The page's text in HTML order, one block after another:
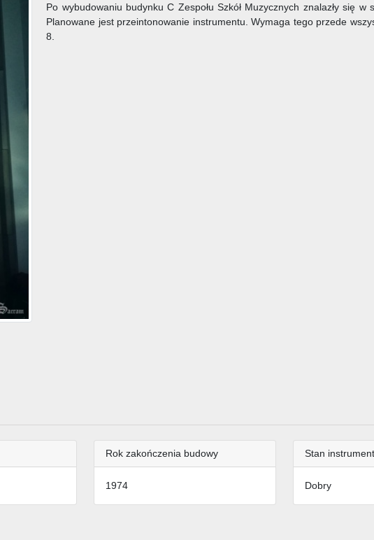
Po wybudowaniu budynku C Zespołu Szkół Muzycznych znalazły się w
Planowane jest przeintonowanie instrumentu. Wymaga tego przede
8.
Rok zakończenia budowy
1974
Stan
Dobry